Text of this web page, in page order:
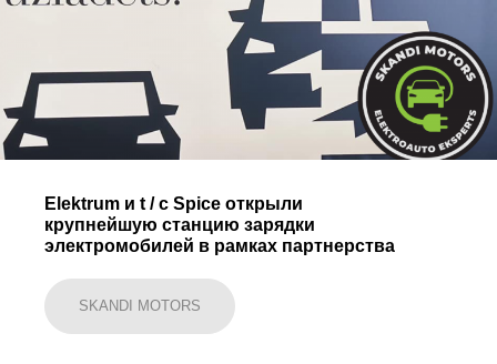
Elektrum и t / c Spice открыли
крупнейшую станцию ​​зарядки
электромобилей в рамках партнерства
SKANDI MOTORS